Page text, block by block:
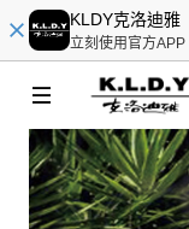
KLDY克洛迪雅
立刻使用官方APP